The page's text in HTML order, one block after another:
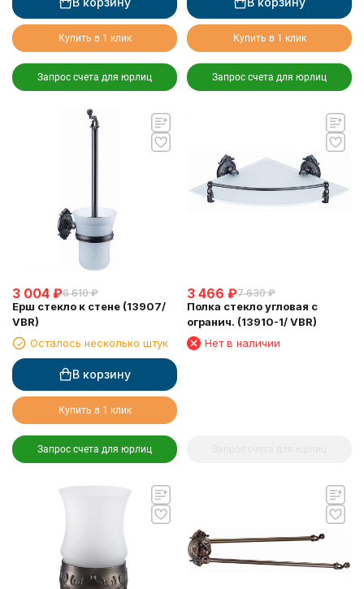
Купить в 1 клик
Запрос счета для юрлиц
Купить в 1 клик
Запрос счета для юрлиц
3 004 ₽6 610 ₽
Ерш стекло к стене (13907/
VBR)
Осталось несколько штук
В корзину
Купить в 1 клик
Запрос счета для юрлиц
3 466 ₽7 630 ₽
Полка стекло угловая с
огранич. (13910-1/ VBR)
Нет в наличии